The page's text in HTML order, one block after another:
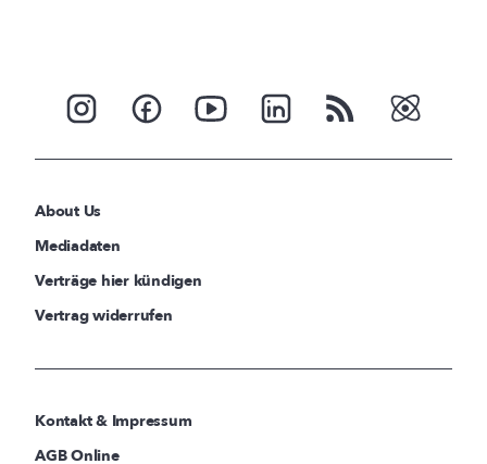
About Us
Mediadaten
Verträge hier kündigen
Vertrag widerrufen
Kontakt & Impressum
AGB Online